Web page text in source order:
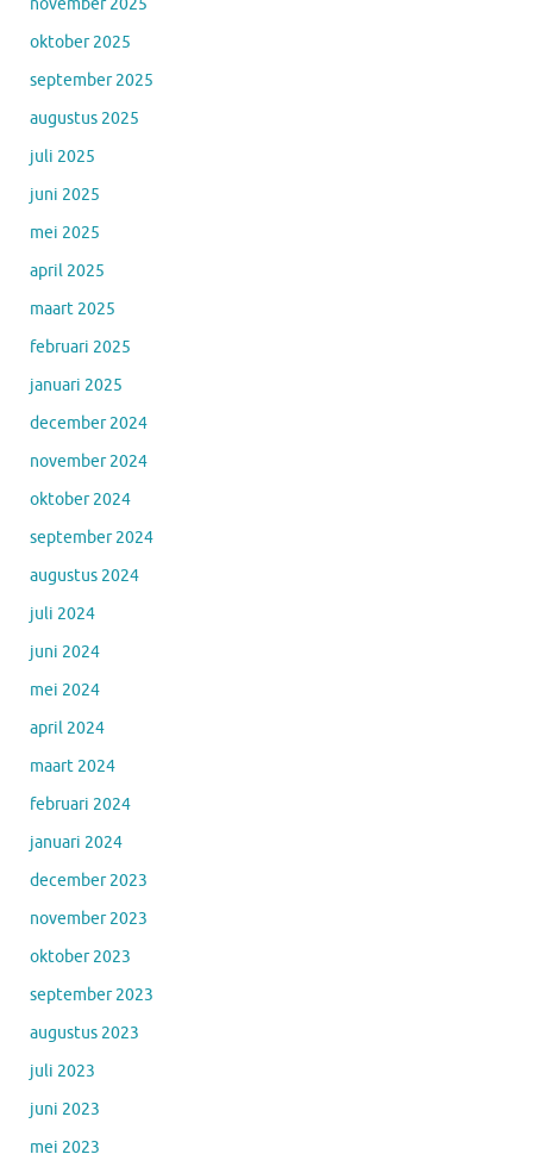
oktober 2025
september 2025
augustus 2025
juli 2025
juni 2025
mei 2025
april 2025
maart 2025
februari 2025
januari 2025
december 2024
november 2024
oktober 2024
september 2024
augustus 2024
juli 2024
juni 2024
mei 2024
april 2024
maart 2024
februari 2024
januari 2024
december 2023
november 2023
oktober 2023
september 2023
augustus 2023
juli 2023
juni 2023
mei 2023